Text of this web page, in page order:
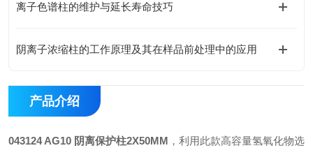
离子色谱柱的维护与延长寿命技巧
阴离子浓缩柱的工作原理及其在样品前处理中的应用
产品介绍
043124 AG10 阴离保护柱2X50MM ，利用此款高容量氢氧化物选